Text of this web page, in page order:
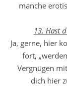
manche
13. Hast
Ja, gerne, hier
fort,
Vergnügen
dich hier